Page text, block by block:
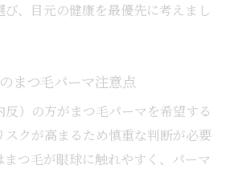
び、目元の健康を最優先に考えまし
まつ毛パーマ注意点
）の方がまつ毛パーマを希望する
スクが高まるため慎重な判断が必要
つ毛が眼球に触れやすく、パーマ